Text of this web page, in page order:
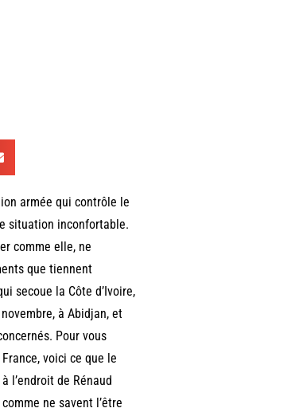
armée qui contrôle le
situation inconfortable.
comme elle, ne
que tiennent
secoue la Côte d’Ivoire,
à Abidjan, et
Pour vous
voici ce que le
l’endroit de Rénaud
ne savent l’être